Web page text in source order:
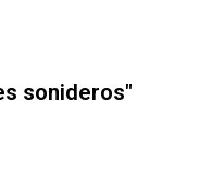
sonideros"